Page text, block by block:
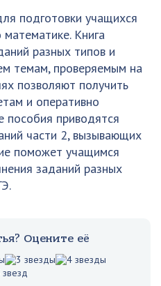
подготовки учащихся
Книга
разных типов и
темам, проверяемым на
позволяют получить
и оперативно
пособия приводятся
части 2, вызывающих
поможет учащимся
заданий разных
Оцените её